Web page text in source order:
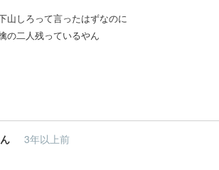
山しろって言ったはずなのに
の二人残っているやん
3年以上前